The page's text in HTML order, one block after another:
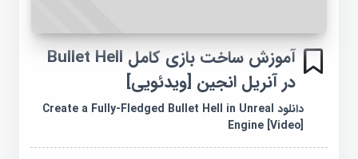
آموزش ساخت بازی کامل Bullet Hell
در آنریل انجین [ویدئویی]
دانلود Create a Fully-Fledged Bullet Hell in Unreal
Engine [Video]